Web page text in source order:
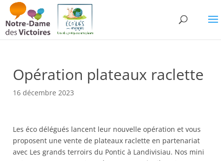
Opération plateaux raclette
16 décembre 2023
Les éco délégués lancent leur nouvelle opération et vous
proposent une vente de plateaux raclette en partenariat
avec Les grands terroirs du Pontic à Landivisiau. Nos mini